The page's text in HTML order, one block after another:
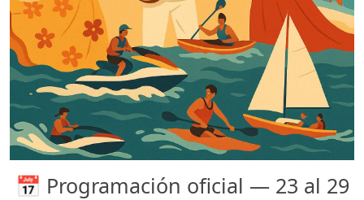
📅 Programación oficial — 23 al 29